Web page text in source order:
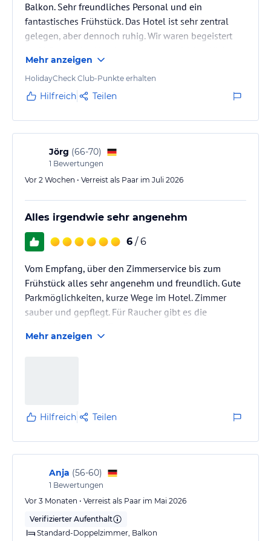
Balkon. Sehr freundliches Personal und ein
fantastisches Frühstück. Das Hotel ist sehr zentral
gelegen, aber dennoch ruhig. Wir waren begeistert
Dank für ein wunderschönes Wochenende.
Mehr anzeigen
HolidayCheck Club-Punkte erhalten
Hilfreich Teilen
Jörg (66-70)
1 Bewertungen
Vor 2 Wochen • Verreist als Paar im Juli 2026
Alles irgendwie sehr angenehm
6 / 6
Vom Empfang, über den Zimmerservice bis zum
Frühstück alles sehr angenehm und freundlich. Gute
Parkmöglichkeiten, kurze Wege im Hotel. Zimmer
sauber und gepflegt. Für Raucher gibt es die
Rauchen, Aschenbecher sind dort vorhanden.
Mehr anzeigen
Hilfreich Teilen
Anja (56-60)
1 Bewertungen
Vor 3 Monaten • Verreist als Paar im Mai 2026
Verifizierter Aufenthalt
Standard-Doppelzimmer, Balkon